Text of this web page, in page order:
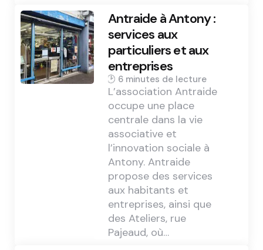
Antraide à Antony :
services aux
particuliers et aux
entreprises
6 min
L’association Antraide
occupe une place
centrale dans la vie
associative et
l’innovation sociale à
Antony. Antraide
propose des services
aux habitants et
entreprises, ainsi que
des Ateliers, rue
Pajeaud, où…